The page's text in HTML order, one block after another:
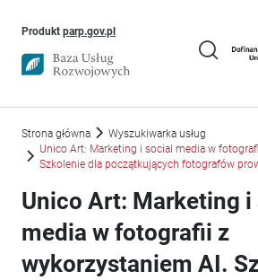
Produkt parp.gov.plUwaga, link otworzy się w
Strona główna
Wyszukiwarka usług
Unico Art: Marketing i social media w
Szkolenie dla początkujących fotografów
Unico Art: Marketing i
media w fotografii z
wykorzystaniem AI.